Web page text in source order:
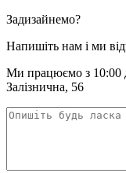
Задизайнемо?
Напишіть нам і ми
Ми працюємо з 10:00
Залізнична, 56